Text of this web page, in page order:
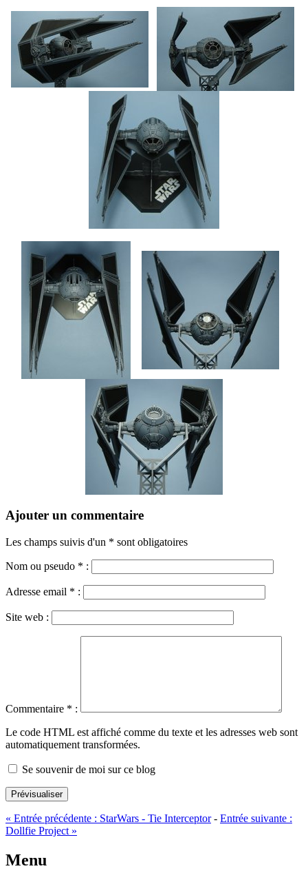
Ajouter un commentaire
Les champs suivis d'un * sont obligatoires
Nom ou pseudo * :
Adresse email * :
Site web :
Commentaire * :
Le code HTML est affiché comme du texte et les adresses web sont
automatiquement transformées.
Se souvenir de moi sur ce blog
Prévisualiser
« Entrée précédente : StarWars - Tie Interceptor - Entrée suivante :
Dollfie Project »
Menu